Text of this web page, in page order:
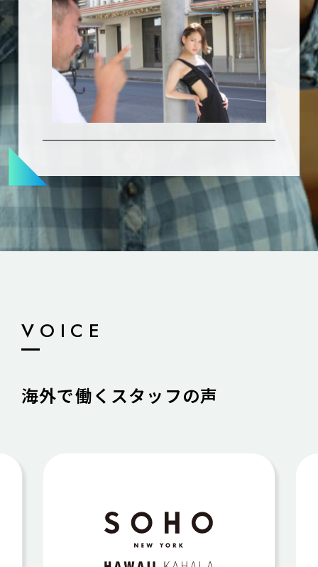
VOICE
海外で働くスタッフの声